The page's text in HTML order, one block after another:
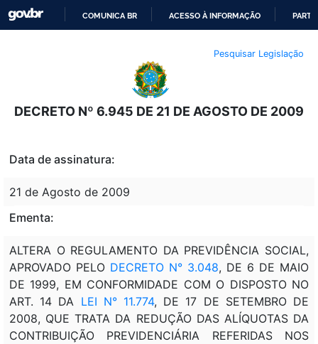
O
CONTEÚDO
COMUNICA BR ACESSO À INFORMAÇÃO
Pesquisar Legislação
DECRETO Nº 6.945 DE 21 DE AGOSTO DE 2009
Data de assinatura:
21 de Agosto de 2009
Ementa:
ALTERA O REGULAMENTO DA PREVIDÊNCIA SOCIAL,
APROVADO PELO DECRETO N° 3.048, DE 6 DE MAIO
DE 1999, EM CONFORMIDADE COM O DISPOSTO NO
ART. 14 DA LEI N° 11.774, DE 17 DE SETEMBRO DE
2008, QUE TRATA DA REDUÇÃO DAS ALÍQUOTAS DA
CONTRIBUIÇÃO PREVIDENCIÁRIA REFERIDAS NOS